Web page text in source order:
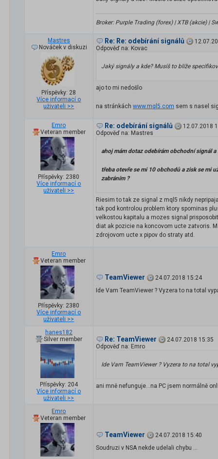
Broker: Purple Trading (forex) | XTB (akcie) |
Mastres
Nováček v diskuzi
Příspěvky: 28
Více informací o
uživateli >>
Re: Re: odebírání signálů
Odpověď na: Kovac
Jaký signály a kde? Musíš to blíže
ajo to mi nedošlo
na stránkách www.mql5.com sem s nasel
Emro
Veteran member
Příspěvky: 2380
Více informací o
uživateli >>
Re: odebírání signálů
12.07.2018
Odpověď na: Mastres
ahoj mám dotaz odebírám obchodní signál
třeba otevře se mi 10 obchodů a zisk se mi
zabráním ?
Riesim to tak ze signal z mql5 nikdy
tak pod kontrolou problem ktory spominas
velkostou kapitalu a mozes signal
diat ak pozicie na koncovom ucte zatvoris.
zdrojovom ucte x pipov do straty atd.
Emro
Veteran member
Příspěvky: 2380
Více informací o
uživateli >>
TeamViewer
24.07.2018 15:24
Ide Vam TeamViewer ? Vyzera to na total
hanes182
Silver member
Příspěvky: 204
Více informací o
uživateli >>
Re: TeamViewer
24.07.2018 15:35
Odpověď na: Emro
Ide Vam TeamViewer ? Vyzera to na total
ani mně nefunguje...na PC jsem normálně
Emro
Veteran member
TeamViewer
24.07.2018 15:40
Soudruzi v NSA nekde udelali chybu ...